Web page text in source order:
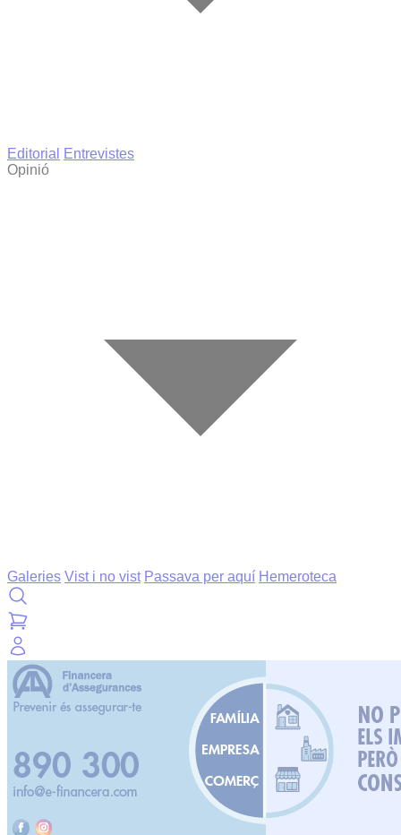
Editorial
Entrevistes
Opinió
Galeries Vist i no vist Passava per aquí Hemeroteca